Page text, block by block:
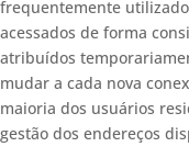
frequentemente
acessados de forma
atribuídos
mudar a cada nova
maioria dos usuários
gestão dos endereços